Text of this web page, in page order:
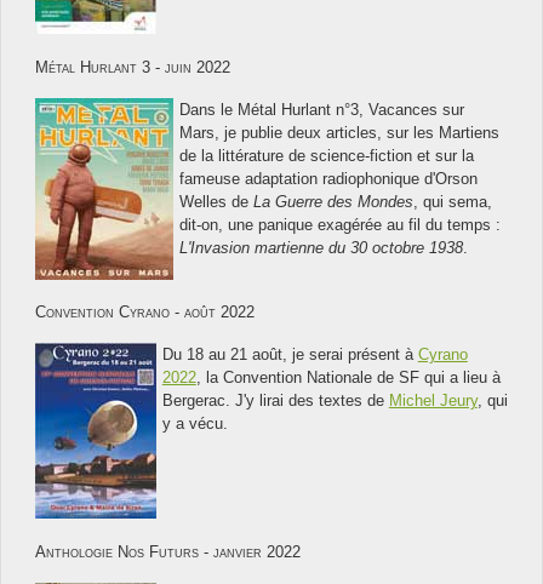
Métal Hurlant 3 - juin 2022
Dans le Métal Hurlant n°3, Vacances sur
Mars, je publie deux articles, sur les Martiens
de la littérature de science-fiction et sur la
fameuse adaptation radiophonique d'Orson
Welles de La Guerre des Mondes , qui sema,
dit-on, une panique exagérée au fil du temps :
L'Invasion martienne du 30 octobre 1938.
Convention Cyrano - août 2022
Du 18 au 21 août, je serai présent à Cyrano
2022, la Convention Nationale de SF qui a lieu à
Bergerac. J'y lirai des textes de Michel Jeury, qui
y a vécu.
Anthologie Nos Futurs - janvier 2022